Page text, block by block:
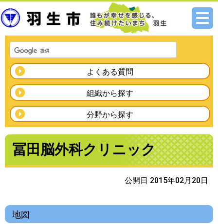
メニ
よくある質問
組織から探す
分野から探す
冨田脳外科クリニック
公開日 2015年02月20日
地図